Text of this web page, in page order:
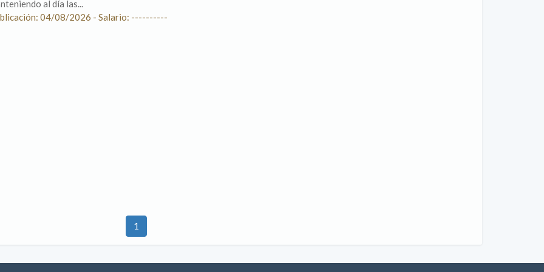
al día las...
04/08/2026 - Salario: ----------
1